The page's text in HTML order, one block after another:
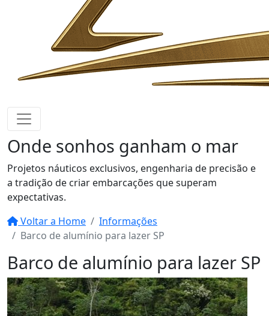
Onde sonhos ganham o mar
Projetos náuticos exclusivos, engenharia de precisão e
a tradição de criar embarcações que superam
expectativas.
Voltar a Home
Informações
Barco de alumínio para lazer SP
Barco de alumínio para lazer SP